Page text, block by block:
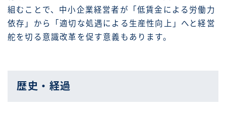
組むことで、中小企業経営者が「低賃金による労働力
依存」から「適切な処遇による生産性向上」へと経営
舵を切る意識改革を促す意義もあります。
歴史・経過